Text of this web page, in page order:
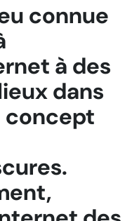
connue
à des
dans
concept